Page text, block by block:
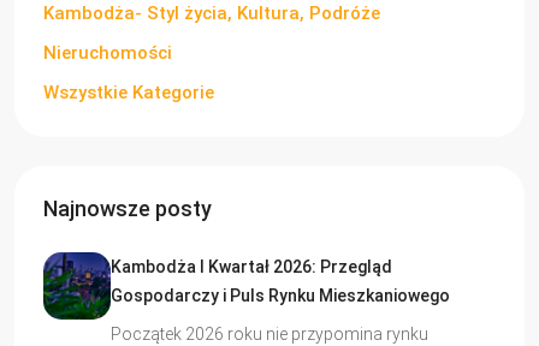
Kambodża- Styl życia, Kultura, Podróże
Nieruchomości
Wszystkie Kategorie
Najnowsze posty
Kambodża I Kwartał 2026: Przegląd
Gospodarczy i Puls Rynku Mieszkaniowego
Początek 2026 roku nie przypomina rynku